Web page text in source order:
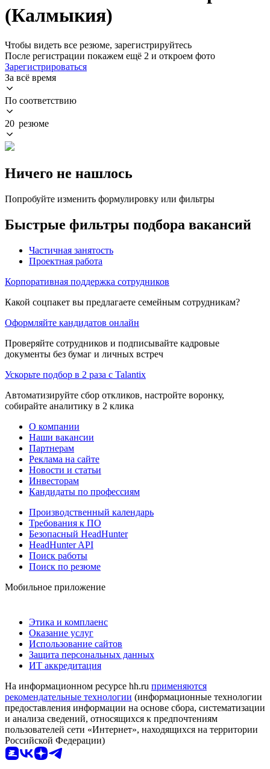
(Калмыкия)
Чтобы видеть все резюме, зарегистрируйтесь
После регистрации покажем ещё 2 и откроем фото
Зарегистрироваться
За всё время
По соответствию
20 резюме
Ничего не нашлось
Попробуйте изменить формулировку или фильтры
Быстрые фильтры подбора вакансий
Частичная занятость
Проектная работа
Корпоративная поддержка сотрудников
Какой соцпакет вы предлагаете семейным сотрудникам?
Оформляйте кандидатов онлайн
Проверяйте сотрудников и подписывайте кадровые
документы без бумаг и личных встреч
Ускорьте подбор в 2 раза с Talantix
Автоматизируйте сбор откликов, настройте воронку,
собирайте аналитику в 2 клика
О компании
Наши вакансии
Партнерам
Реклама на сайте
Новости и статьи
Инвесторам
Кандидаты по профессиям
Производственный календарь
Требования к ПО
Безопасный HeadHunter
HeadHunter API
Поиск работы
Поиск по резюме
Мобильное приложение
Этика и комплаенс
Оказание услуг
Использование сайтов
Защита персональных данных
ИТ аккредитация
На информационном ресурсе hh.ru применяются
рекомендательные технологии (информационные технологии
предоставления информации на основе сбора, систематизации
и анализа сведений, относящихся к предпочтениям
пользователей сети «Интернет», находящихся на территории
Российской Федерации)